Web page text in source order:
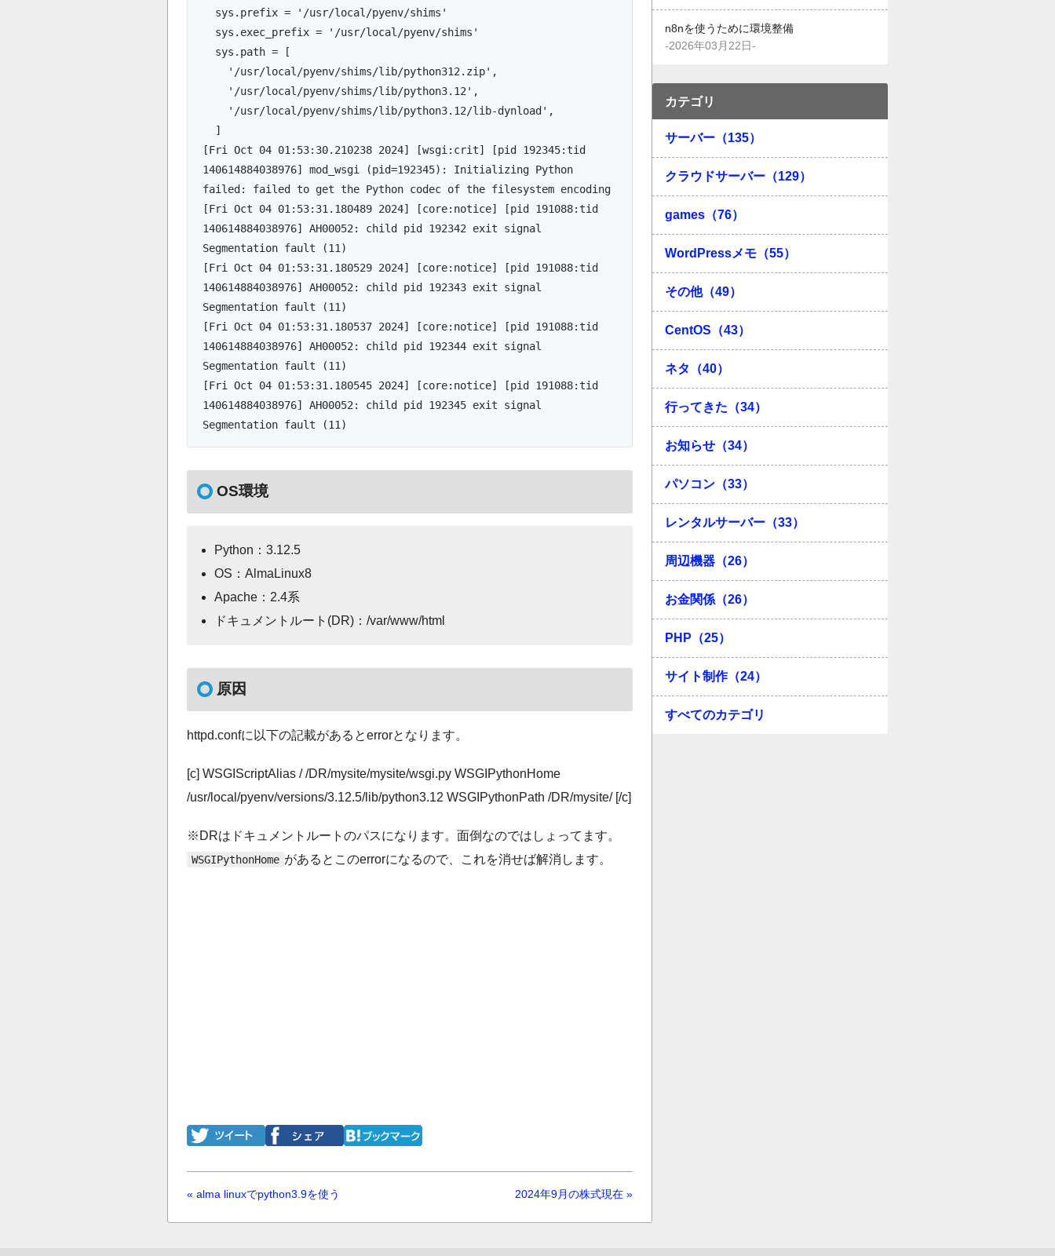
  sys.prefix = '/usr/local/pyenv/shims'
  sys.exec_prefix = '/usr/local/pyenv/shims'
  sys.path = [
    '/usr/local/pyenv/shims/lib/python312.zip',
    '/usr/local/pyenv/shims/lib/python3.12',
    '/usr/local/pyenv/shims/lib/python3.12/lib-dynload',
  ]
[Fri Oct 04 01:53:30.210238 2024] [wsgi:crit] [pid 192345:tid
140614884038976] mod_wsgi (pid=192345): Initializing Python
failed: failed to get the Python codec of the filesystem encoding
[Fri Oct 04 01:53:31.180489 2024] [core:notice] [pid 191088:tid
140614884038976] AH00052: child pid 192342 exit signal
Segmentation fault (11)
[Fri Oct 04 01:53:31.180529 2024] [core:notice] [pid 191088:tid
140614884038976] AH00052: child pid 192343 exit signal
Segmentation fault (11)
[Fri Oct 04 01:53:31.180537 2024] [core:notice] [pid 191088:tid
140614884038976] AH00052: child pid 192344 exit signal
Segmentation fault (11)
[Fri Oct 04 01:53:31.180545 2024] [core:notice] [pid 191088:tid
140614884038976] AH00052: child pid 192345 exit signal
Segmentation fault (11)
OS環境
Python：3.12.5
OS：AlmaLinux8
Apache：2.4系
ドキュメントルート(DR)：/var/www/html
原因
httpd.confに以下の記載があるとerrorとなります。
[c] WSGIScriptAlias / /DR/mysite/mysite/wsgi.py WSGIPythonHome
/usr/local/pyenv/versions/3.12.5/lib/python3.12 WSGIPythonPath /DR/mysite/ [/c]
※DRはドキュメントルートのパスになります。面倒なのではしょってます。
WSGIPythonHome があるとこのerrorになるので、これを消せば解消します。
« alma linuxでpython3.9を使う 2024年9月の株式現在 »
n8nを使うために環境整備
-2026年03月22日-
カテゴリ
サーバー（135）
クラウドサーバー（129）
games（76）
WordPressメモ（55）
その他（49）
CentOS（43）
ネタ（40）
行ってきた（34）
お知らせ（34）
パソコン（33）
レンタルサーバー（33）
周辺機器（26）
お金関係（26）
PHP（25）
サイト制作（24）
すべてのカテゴリ